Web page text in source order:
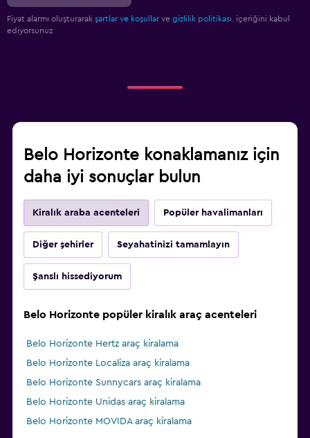
Fiyat alarmı oluşturarak şartlar ve koşullar ve gizlilik politikası. içeriğini kabul
ediyorsunuz
Belo Horizonte konaklamanız için
daha iyi sonuçlar bulun
Kiralık araba acenteleri Popüler havalimanları
Diğer şehirler Seyahatinizi tamamlayın
Şanslı hissediyorum
Belo Horizonte popüler kiralık araç acenteleri
Belo Horizonte Hertz araç kiralama
Belo Horizonte Localiza araç kiralama
Belo Horizonte Sunnycars araç kiralama
Belo Horizonte Unidas araç kiralama
Belo Horizonte MOVIDA araç kiralama